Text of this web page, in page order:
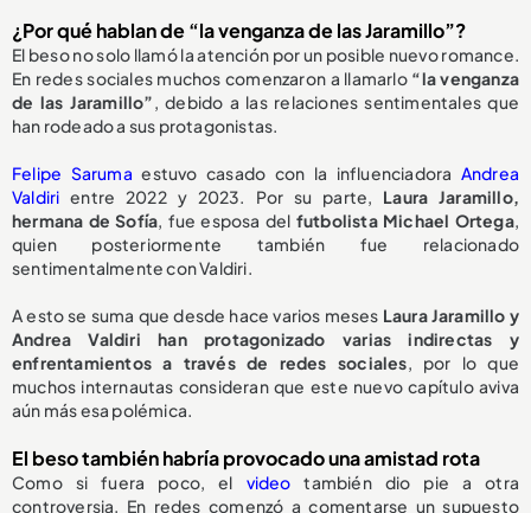
¿Por qué hablan de “la venganza de las Jaramillo”?
El beso no solo llamó la atención por un posible nuevo romance.
En redes sociales muchos comenzaron a llamarlo “la venganza
de las Jaramillo”, debido a las relaciones sentimentales que
han rodeado a sus protagonistas.
Felipe Saruma estuvo casado con la influenciadora Andrea
Valdiri entre 2022 y 2023. Por su parte, Laura Jaramillo,
hermana de Sofía, fue esposa del futbolista Michael Ortega,
quien posteriormente también fue relacionado
sentimentalmente con Valdiri.
A esto se suma que desde hace varios meses Laura Jaramillo y
Andrea Valdiri han protagonizado varias indirectas y
enfrentamientos a través de redes sociales, por lo que
muchos internautas consideran que este nuevo capítulo aviva
aún más esa polémica.
El beso también habría provocado una amistad rota
Como si fuera poco, el videotambién dio pie a otra
controversia. En redes comenzó a comentarse un supuesto